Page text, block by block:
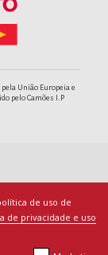
de uso de
de privacidade e uso
União Europeia e
pelo Camões I.P